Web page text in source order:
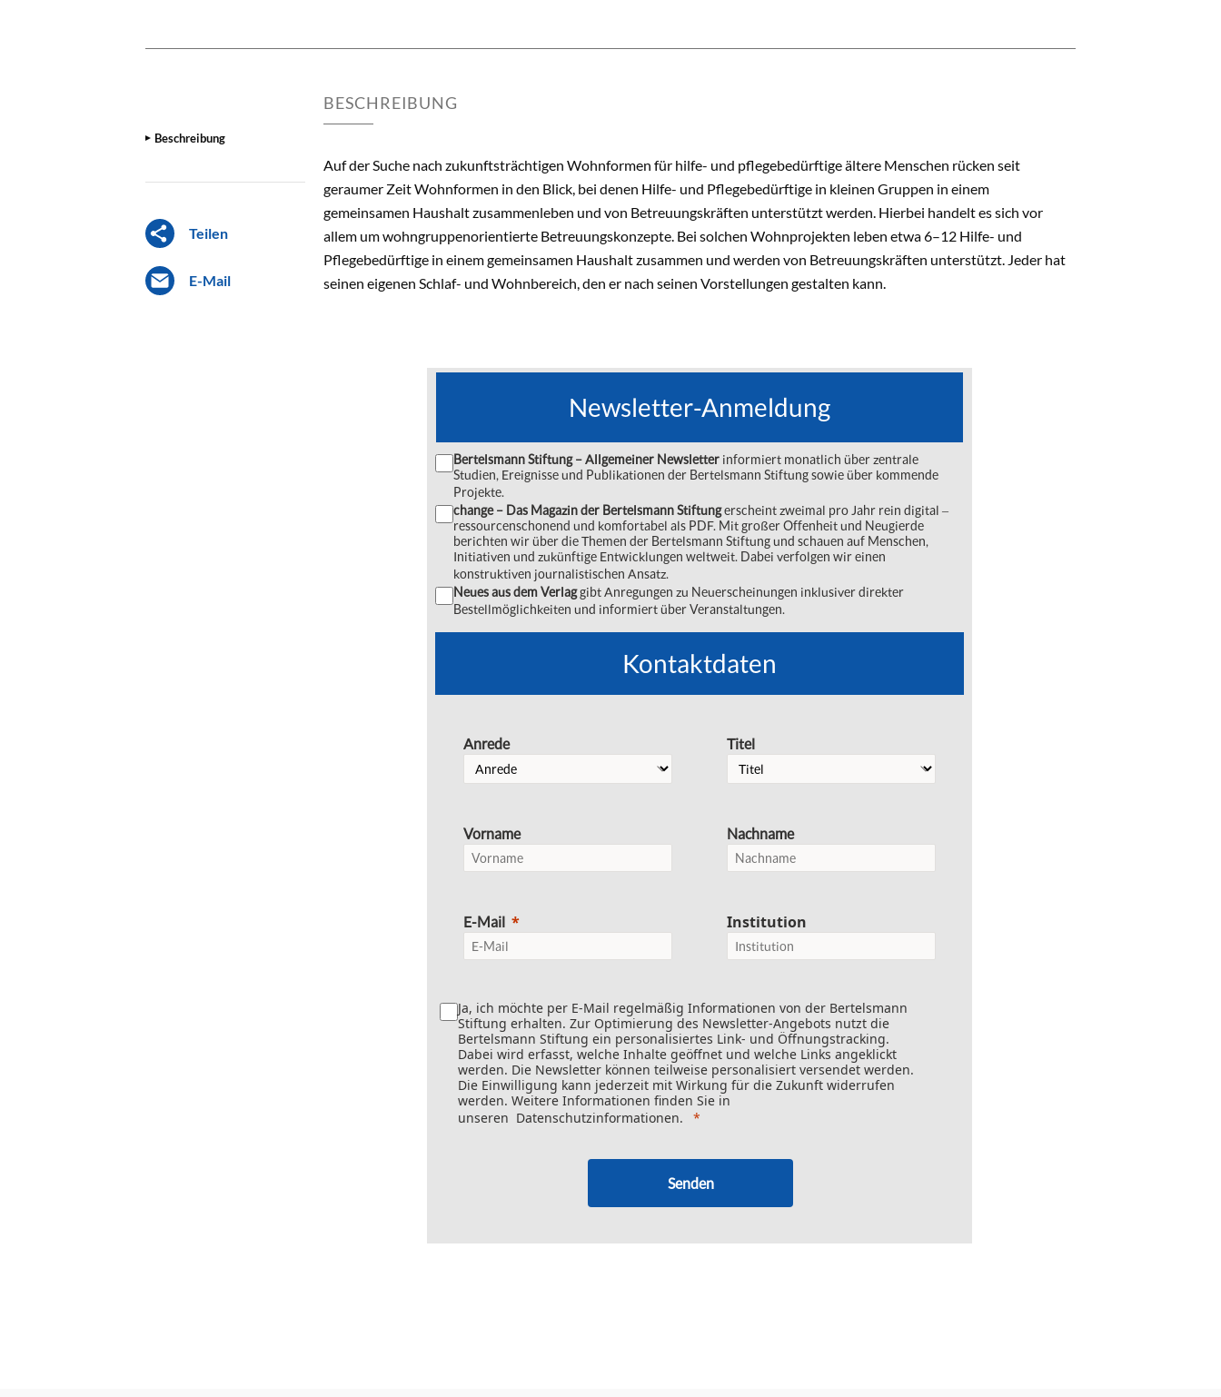
Beschreibung
Teilen
E-Mail
BESCHREIBUNG
Auf der Suche nach zukunftsträchtigen Wohnformen für hilfe- und pflegebedürftige ältere Menschen rücken seit
geraumer Zeit Wohnformen in den Blick, bei denen Hilfe- und Pflegebedürftige in kleinen Gruppen in einem
gemeinsamen Haushalt zusammenleben und von Betreuungskräften unterstützt werden. Hierbei handelt es sich vor
allem um wohngruppenorientierte Betreuungskonzepte. Bei solchen Wohnprojekten leben etwa 6–12 Hilfe- und
Pflegebedürftige in einem gemeinsamen Haushalt zusammen und werden von Betreuungskräften unterstützt. Jeder hat
seinen eigenen Schlaf- und Wohnbereich, den er nach seinen Vorstellungen gestalten kann.
Newsletter-Anmeldung
Bertelsmann Stiftung – Allgemeiner Newsletter informiert monatlich über zentrale
Studien, Ereignisse und Publikationen der Bertelsmann Stiftung sowie über kommende
Projekte.
change – Das Magazin der Bertelsmann Stiftungerscheint zweimal pro Jahr rein digital ‒
ressourcenschonend und komfortabel als PDF. Mit großer Offenheit und Neugierde
berichten wir über die Themen der Bertelsmann Stiftung und schauen auf Menschen,
Initiativen und zukünftige Entwicklungen weltweit. Dabei verfolgen wir einen
konstruktiven journalistischen Ansatz.
Neues aus dem Verlaggibt Anregungen zu Neuerscheinungen inklusiver direkter
Bestellmöglichkeiten und informiert über Veranstaltungen.
Kontaktdaten
Anrede
Vorname
E-Mail
Titel
Nachname
Institution
Ja, ich möchte per E-Mail regelmäßig Informationen von der Bertelsmann
Stiftung erhalten. Zur Optimierung des Newsletter-Angebots nutzt die
Bertelsmann Stiftung ein personalisiertes Link- und Öffnungstracking.
Dabei wird erfasst, welche Inhalte geöffnet und welche Links angeklickt
werden. Die Newsletter können teilweise personalisiert versendet werden.
Die Einwilligung kann jederzeit mit Wirkung für die Zukunft widerrufen
werden. Weitere Informationen finden Sie in
unseren Datenschutzinformationen.
Senden